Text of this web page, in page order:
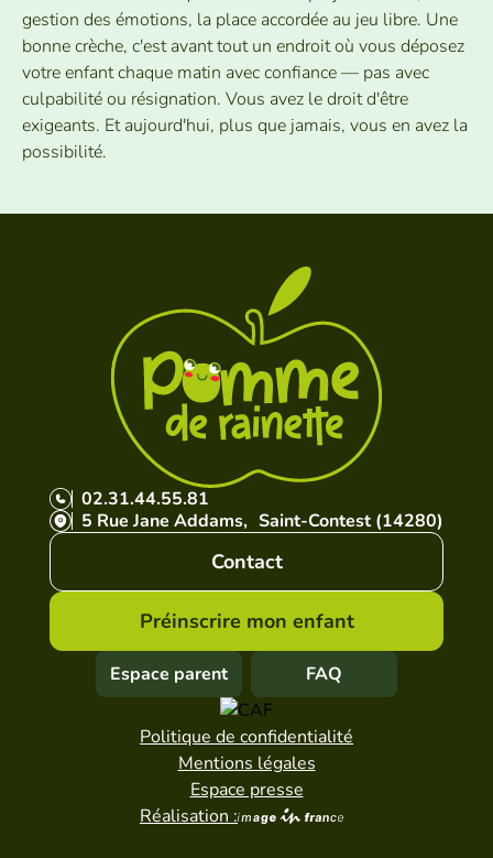
gestion des émotions, la place accordée au jeu libre. Une
bonne crèche, c'est avant tout un endroit où vous déposez
votre enfant chaque matin avec confiance — pas avec
culpabilité ou résignation. Vous avez le droit d'être
exigeants. Et aujourd'hui, plus que jamais, vous en avez la
possibilité.
02.31.44.55.81
5 Rue Jane Addams, Saint-Contest (14280)
Contact
Préinscrire mon enfant
Espace parent FAQ
Politique de confidentialité
Mentions légales
Espace presse
Réalisation :